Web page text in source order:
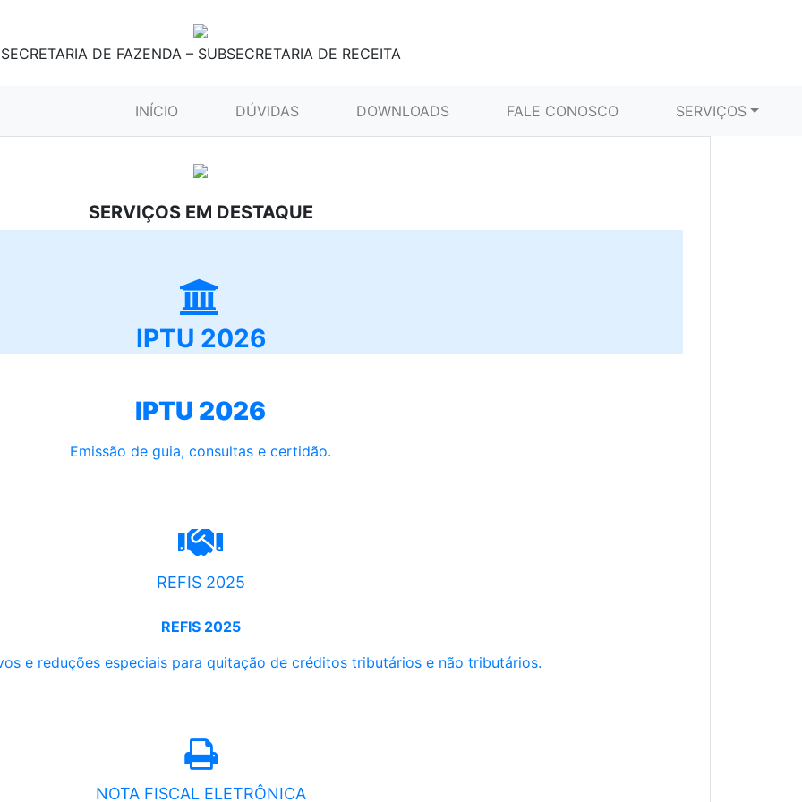
SECRETARIA DE FAZENDA – SUBSECRETARIA DE RECEITA
INÍCIO (CURRENT)DÚVIDAS DOWNLOADS FALE CONOSCO SERVIÇOS
SERVIÇOS EM DESTAQUE
IPTU 2026
IPTU 2026
Emissão de guia, consultas e certidão.
REFIS 2025
REFIS 2025
e reduções especiais para quitação de créditos tributários e não tributários.
NOTA FISCAL ELETRÔNICA